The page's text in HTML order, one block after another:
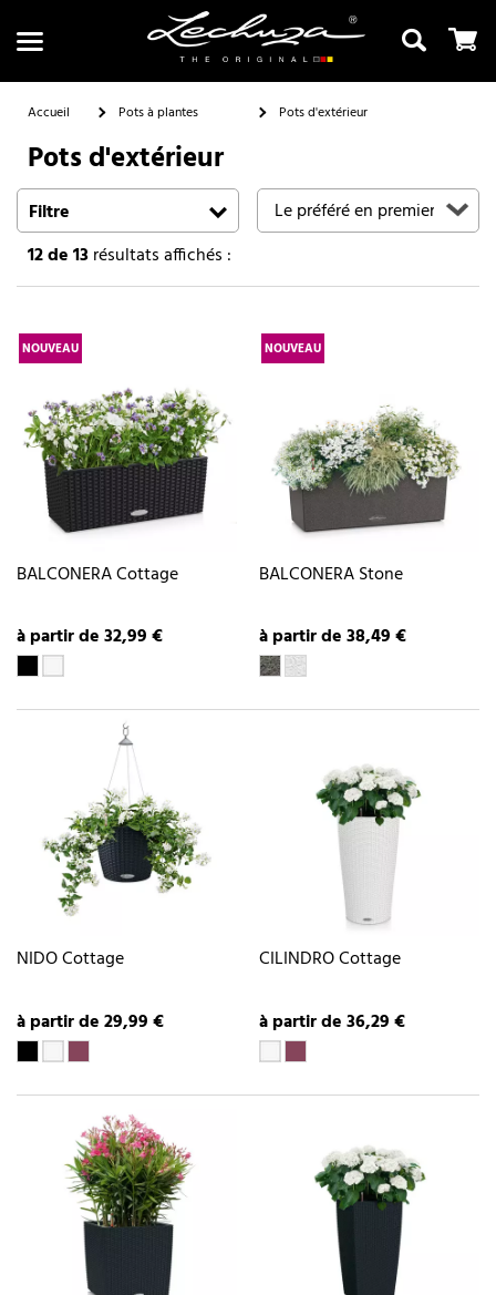
Recherche
Accueil Pots à plantes Pots d'extérieur
Pots d'extérieur
Filtre
12de 13résultats affichés :
NOUVEAU
BALCONERA Cottage
à partir de 32,99 €
NOUVEAU
BALCONERA Stone
à partir de 38,49 €
NIDO Cottage
à partir de 29,99 €
CILINDRO Cottage
à partir de 36,29 €